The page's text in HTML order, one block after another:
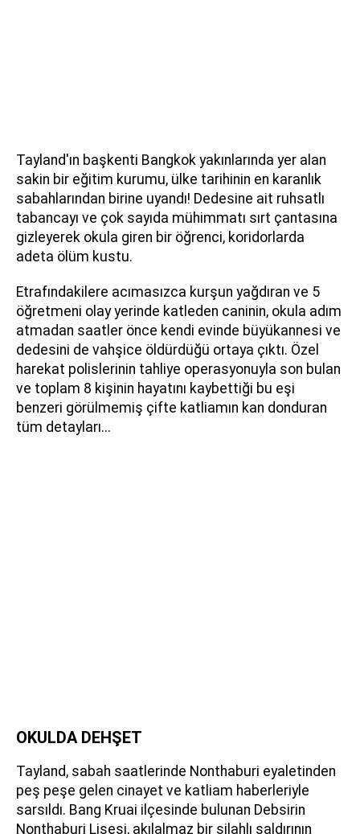
Tayland'ın başkenti Bangkok yakınlarında yer alan
sakin bir eğitim kurumu, ülke tarihinin en karanlık
sabahlarından birine uyandı! Dedesine ait ruhsatlı
tabancayı ve çok sayıda mühimmatı sırt çantasına
gizleyerek okula giren bir öğrenci, koridorlarda
adeta ölüm kustu.
Etrafındakilere acımasızca kurşun yağdıran ve 5
öğretmeni olay yerinde katleden caninin, okula adım
atmadan saatler önce kendi evinde büyükannesi ve
dedesini de vahşice öldürdüğü ortaya çıktı. Özel
harekat polislerinin tahliye operasyonuyla son bulan
ve toplam 8 kişinin hayatını kaybettiği bu eşi
benzeri görülmemiş çifte katliamın kan donduran
tüm detayları...
OKULDA DEHŞET
Tayland, sabah saatlerinde Nonthaburi eyaletinden
peş peşe gelen cinayet ve katliam haberleriyle
sarsıldı. Bang Kruai ilçesinde bulunan Debsirin
Nonthaburi Lisesi, akılalmaz bir silahlı saldırının